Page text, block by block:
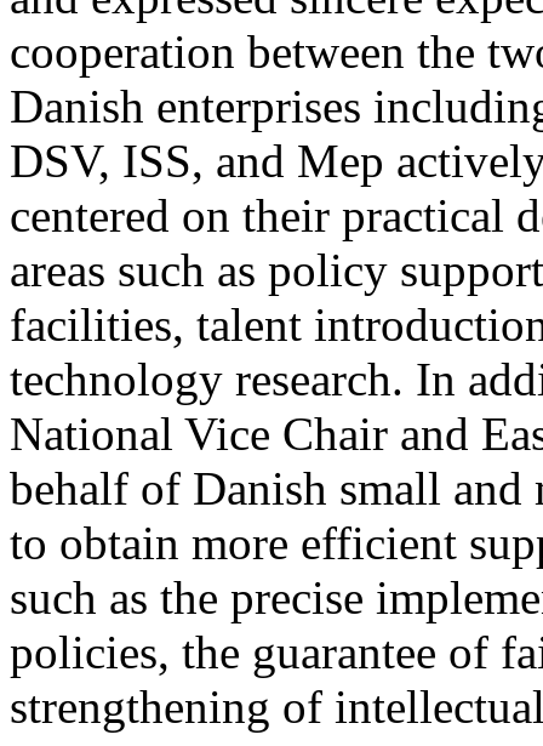
cooperation between the
Danish enterprises
DSV, ISS, and Mep
centered on their practical
areas such as policy
facilities, talent
technology research. In
National Vice Chair and
behalf of Danish small and
to obtain more efficient
such as the precise
policies, the guarantee of
strengthening of